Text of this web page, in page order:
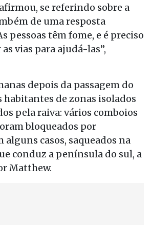
se referindo sobre a
de uma resposta
pessoas têm fome, e é preciso
vias para ajudá-las”,
depois da passagem do
habitantes de zonas isolados
pela raiva: vários comboios
bloqueados por
alguns casos, saqueados na
conduz a península do sul, a
Matthew.